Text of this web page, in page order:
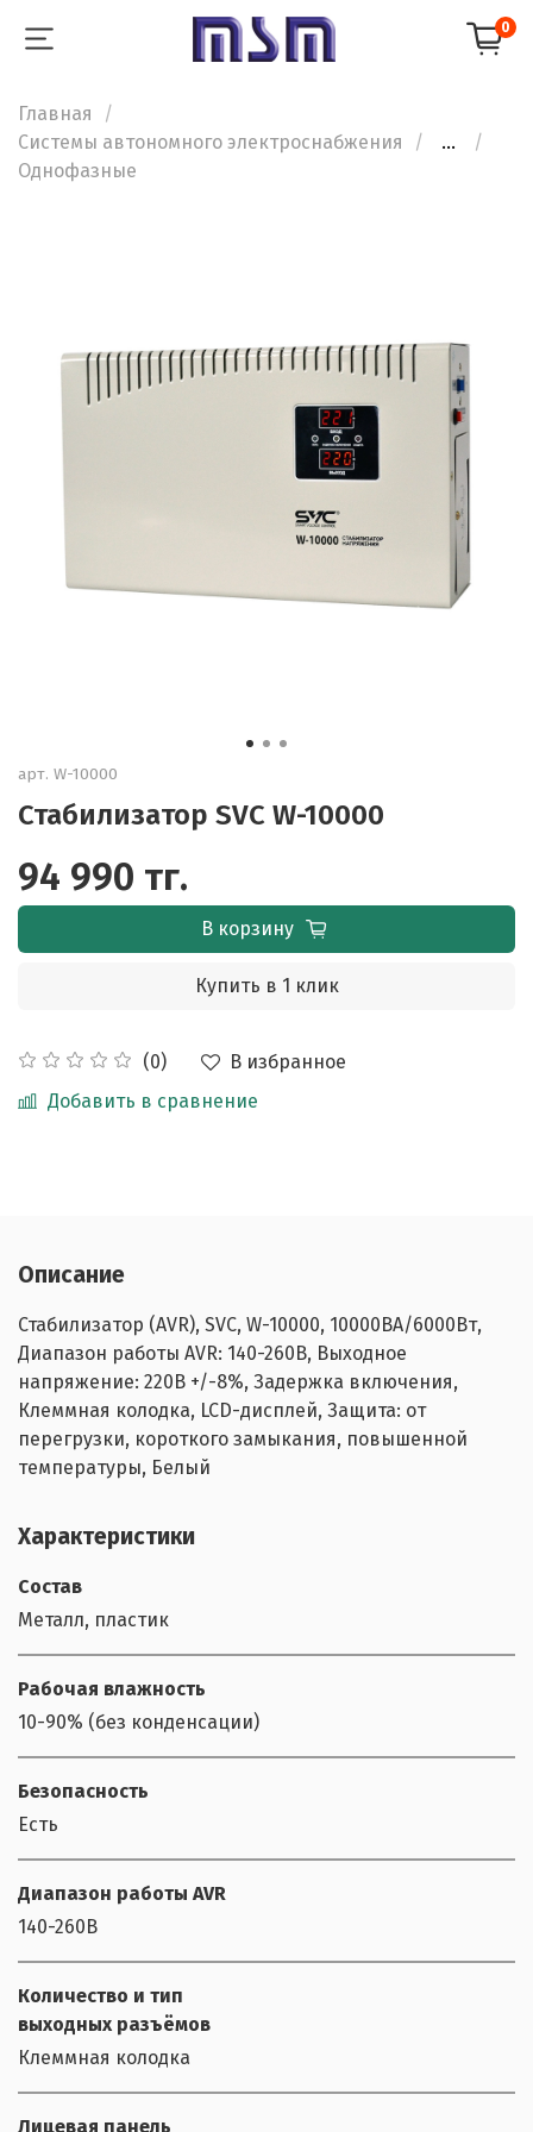
0
Главная
Системы автономного электроснабжения
...
Однофазные
арт. W-10000
Стабилизатор SVC W-10000
(0)
В избранное
Добавить в сравнение
94 990 тг.
В корзину
Купить в 1 клик
Описание
Стабилизатор (AVR), SVC, W-10000, 10000ВА/6000Вт,
Диапазон работы AVR: 140-260В, Выходное
напряжение: 220В +/-8%, Задержка включения,
Клеммная колодка, LCD-дисплей, Защита: от
перегрузки, короткого замыкания, повышенной
температуры, Белый
Характеристики
Состав
Металл, пластик
Рабочая влажность
10-90% (без конденсации)
Безопасность
Есть
Диапазон работы AVR
140-260В
Количество и тип
выходных разъёмов
Клеммная колодка
Лицевая панель